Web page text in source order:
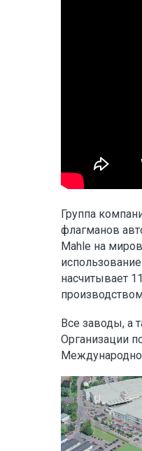
Группа
флагманов
Mahle на
насчитывает
Все заводы, а
Организации